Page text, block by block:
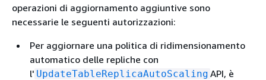
operazioni di aggiornamento aggiuntive sono
necessarie le seguenti autorizzazioni:
Per aggiornare una politica di ridimensionamento
automatico delle repliche con
l' UpdateTableReplicaAutoScaling API, è